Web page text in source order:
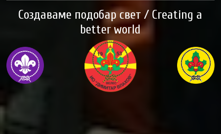
Создаваме подобар свет / Creating a
better world